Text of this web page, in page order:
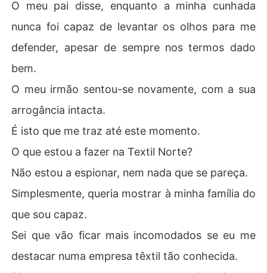
O meu pai disse, enquanto a minha cunhada
nunca foi capaz de levantar os olhos para me
defender, apesar de sempre nos termos dado
bem.
O meu irmão sentou-se novamente, com a sua
arrogância intacta.
É isto que me traz até este momento.
O que estou a fazer na Textil Norte?
Não estou a espionar, nem nada que se pareça.
Simplesmente, queria mostrar à minha família do
que sou capaz.
Sei que vão ficar mais incomodados se eu me
destacar numa empresa têxtil tão conhecida.